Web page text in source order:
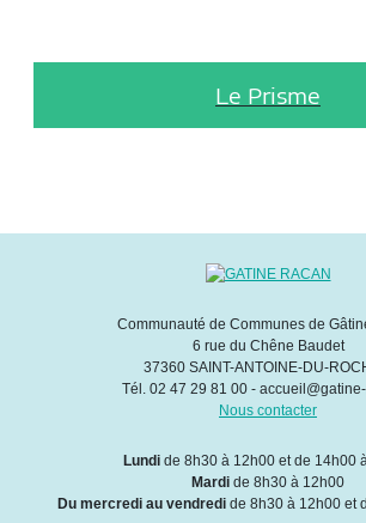
Le Prisme
Communauté de Communes de
6 rue du Chêne Baudet
37360 SAINT-ANTOINE-DU-
Tél. 02 47 29 81 00 -
Nous contacter
Lundide 8h30 à 12h00 et de 14h00
Mardi de 8h30 à 12h00
Du mercredi au vendredide 8h30 à 12h00 et